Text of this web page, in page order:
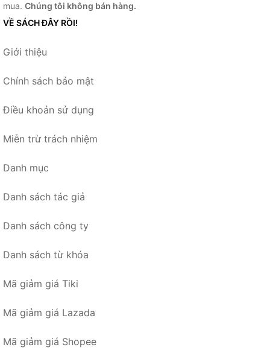
mua. Chúng tôi không bán hàng.
VỀ SÁCH ĐÂY RỒI!
Giới thiệu
Chính sách bảo mật
Điều khoản sử dụng
Miễn trừ trách nhiệm
Danh mục
Danh sách tác giả
Danh sách công ty
Danh sách từ khóa
Mã giảm giá Tiki
Mã giảm giá Lazada
Mã giảm giá Shopee